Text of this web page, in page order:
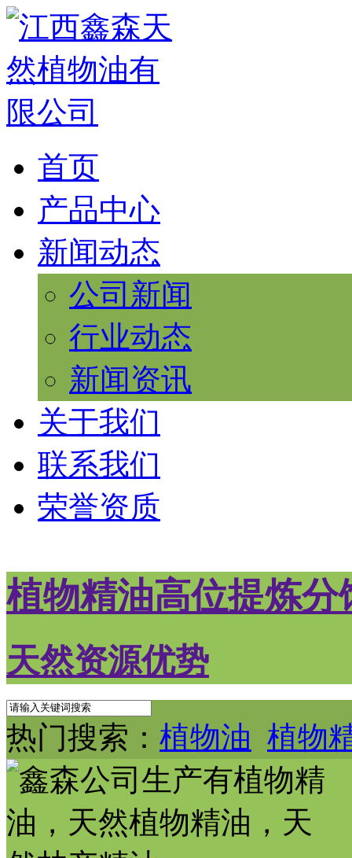
首页
产品中心
新闻动态
公司新闻
行业动态
新闻资讯
关于我们
联系我们
荣誉资质
植物精油高位提炼分
天然资源优势
热门搜索： 植物油 植物